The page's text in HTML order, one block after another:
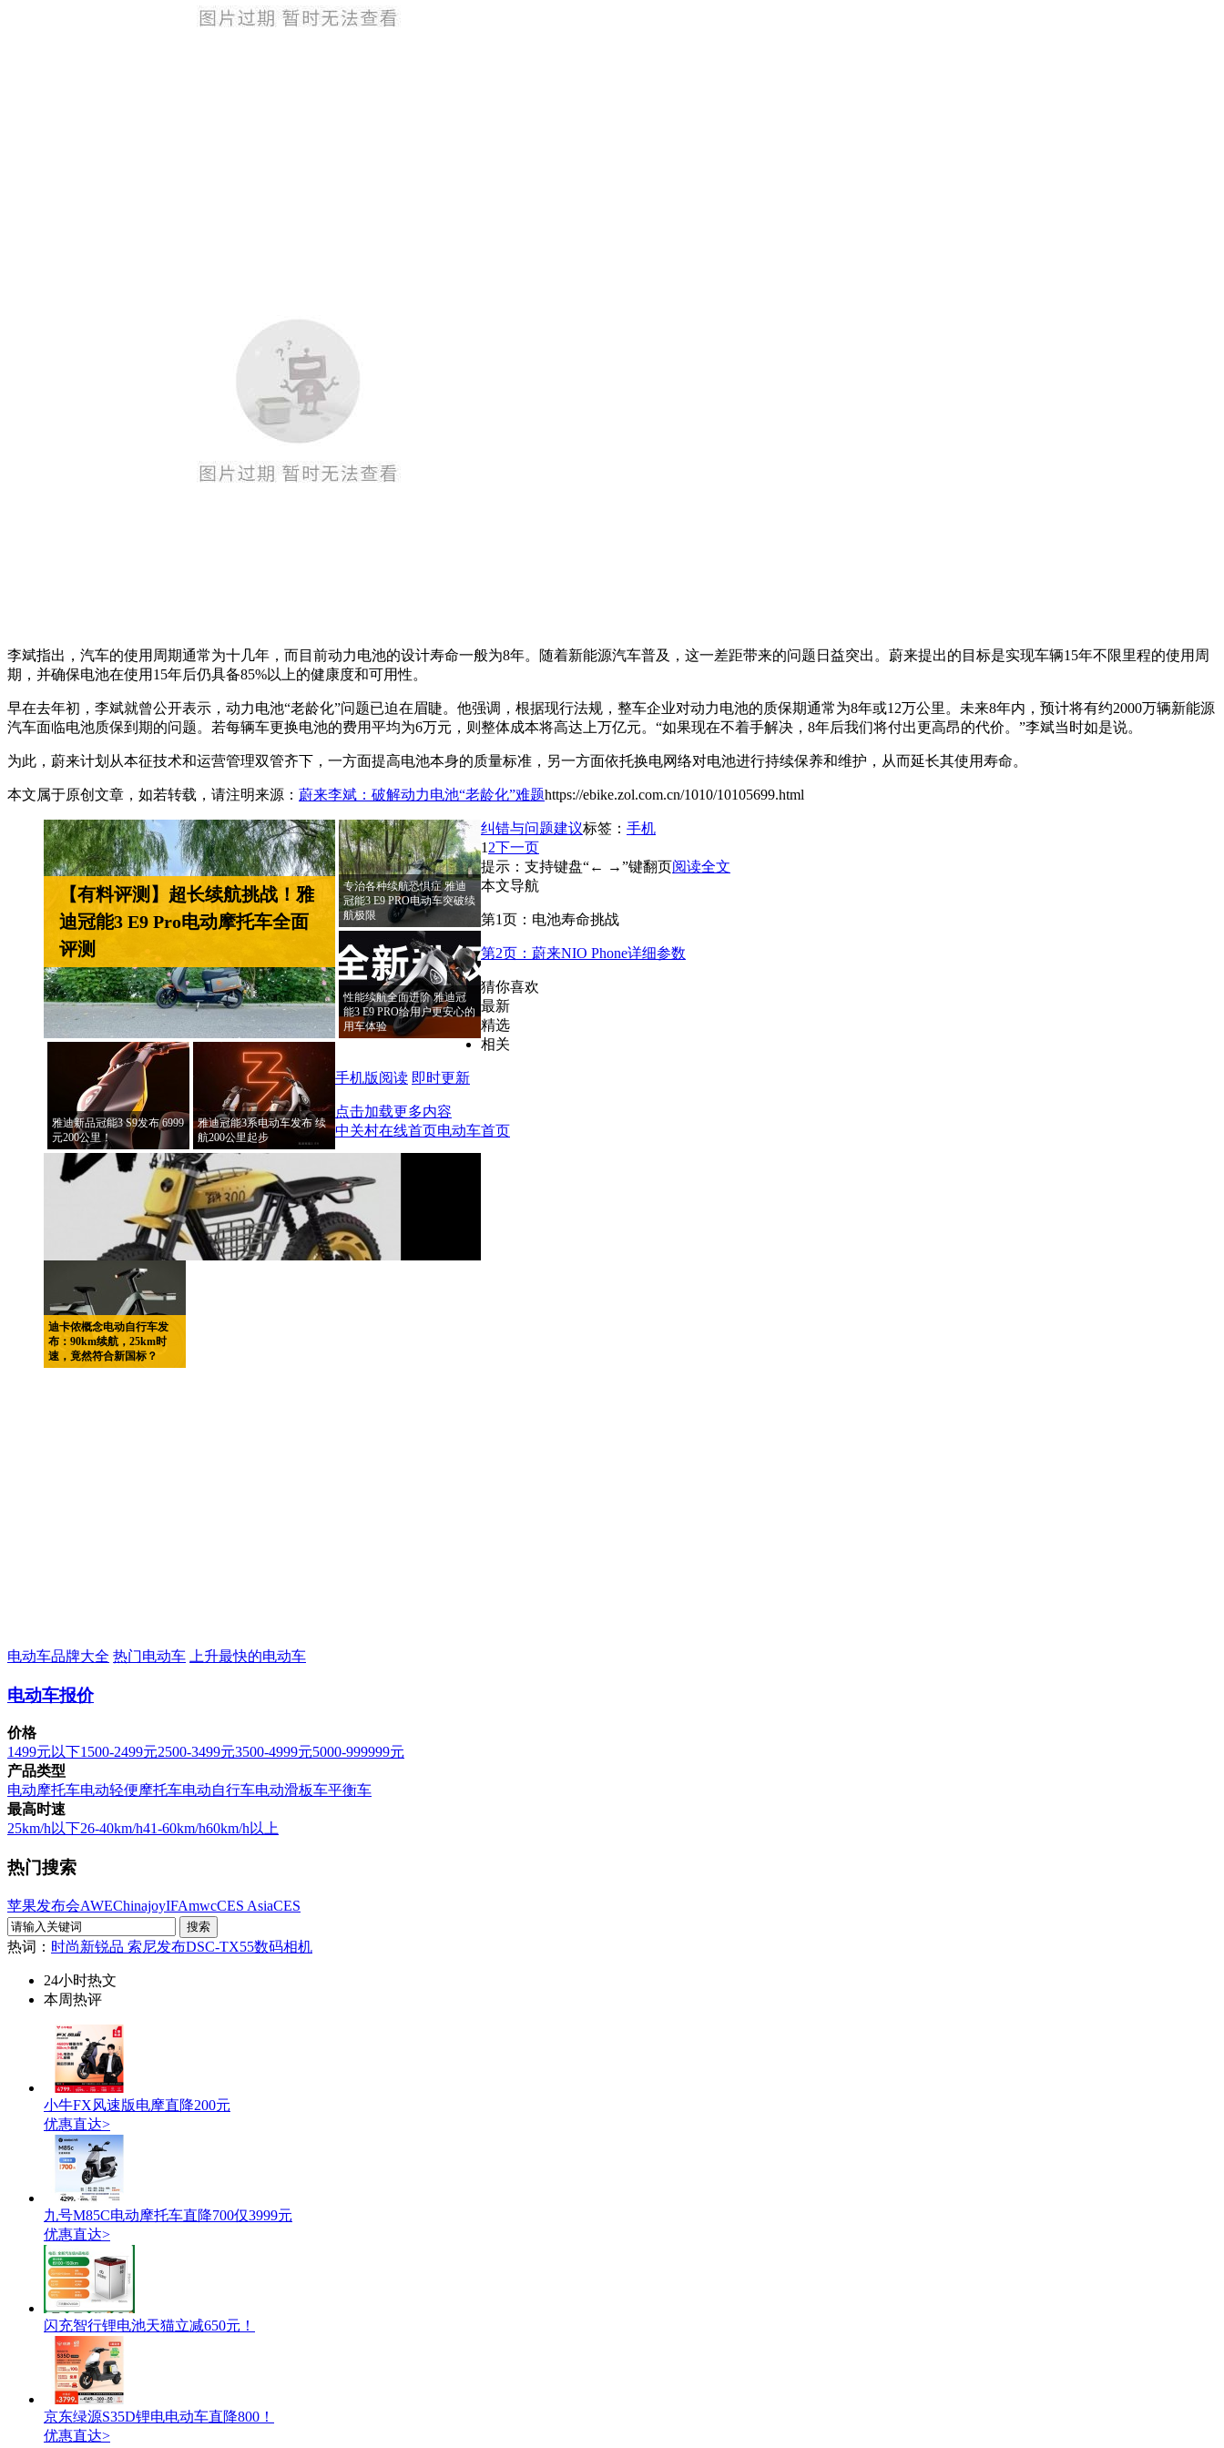
李斌指出，汽车的使用周期通常为十几年，而目前动力电池的设计寿命一般为8年。随着新能源汽车普及，这一差距带来的问题日益突出。蔚来提出的目标是实现车辆15年不限里程的使用周
期，并确保电池在使用15年后仍具备85%以上的健康度和可用性。
早在去年初，李斌就曾公开表示，动力电池“老龄化”问题已迫在眉睫。他强调，根据现行法规，整车企业对动力电池的质保期通常为8年或12万公里。未来8年内，预计将有约2000万辆新能源
汽车面临电池质保到期的问题。若每辆车更换电池的费用平均为6万元，则整体成本将高达上万亿元。“如果现在不着手解决，8年后我们将付出更高昂的代价。”李斌当时如是说。
为此，蔚来计划从本征技术和运营管理双管齐下，一方面提高电池本身的质量标准，另一方面依托换电网络对电池进行持续保养和维护，从而延长其使用寿命。
本文属于原创文章，如若转载，请注明来源： 蔚来李斌：破解动力电池“老龄化”难题https://ebike.zol.com.cn/1010/10105699.html
【有料评测】超长续航挑战！雅
迪冠能3 E9 Pro电动摩托车全面
评测
专治各种续航恐惧症 雅迪
冠能3 E9 PRO电动车突破续
航极限
性能续航全面进阶 雅迪冠
能3 E9 PRO给用户更安心的
用车体验
雅迪新品冠能3 S9发布 6999
元200公里！
雅迪冠能3系电动车发布 续
航200公里起步
迪卡侬概念电动自行车发
布：90km续航，25km时
速，竟然符合新国标？
纠错与问题建议标签： 手机
1 2下一页
提示：支持键盘“← →”键翻页阅读全文
本文导航
第1页：电池寿命挑战
第2页：蔚来NIO Phone详细参数
猜你喜欢
最新
精选
相关
手机版阅读 即时更新
点击加载更多内容
中关村在线首页电动车首页
电动车品牌大全 热门电动车 上升最快的电动车
电动车报价
价格
1499元以下1500-2499元2500-3499元3500-4999元5000-999999元
产品类型
电动摩托车电动轻便摩托车电动自行车电动滑板车平衡车
最高时速
25km/h以下26-40km/h41-60km/h60km/h以上
热门搜索
苹果发布会AWEChinajoyIFAmwcCES AsiaCES
热词： 时尚新锐品 索尼发布DSC-TX55数码相机
24小时热文
本周热评
小牛FX风速版电摩直降200元
优惠直达>
九号M85C电动摩托车直降700仅3999元
优惠直达>
闪充智行锂电池天猫立减650元！
京东绿源S35D锂电电动车直降800！
优惠直达>